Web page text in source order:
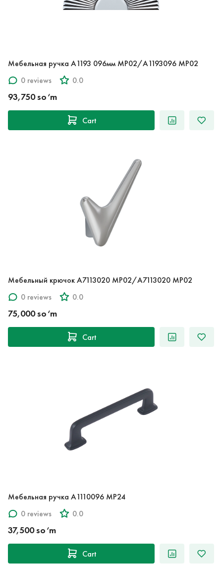
Мебельная ручка A1193 096мм MP02/A1193096 MP02
0 reviews
0.0
93,750 so‘m
Cart
Мебельный крючок A7113020 MP02/A7113020 MP02
0 reviews
0.0
75,000 so‘m
Cart
Мебельная ручка A1110096 MP24
0 reviews
0.0
37,500 so‘m
Cart